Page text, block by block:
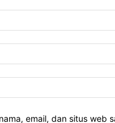
email, dan situs web